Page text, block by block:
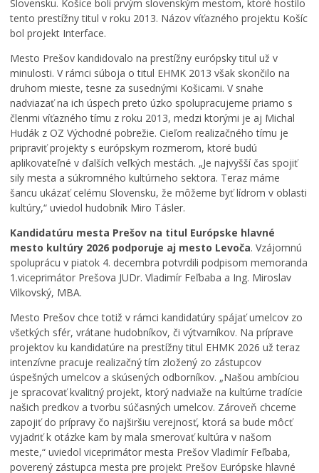
Slovensku. Košice boli prvým slovenským mestom, ktoré hostilo
tento prestížny titul v roku 2013. Názov víťazného projektu Košíc
bol projekt Interface.
Mesto Prešov kandidovalo na prestížny európsky titul už v
minulosti. V rámci súboja o titul EHMK 2013 však skončilo na
druhom mieste, tesne za susednými Košicami. V snahe
nadviazať na ich úspech preto úzko spolupracujeme priamo s
členmi víťazného tímu z roku 2013, medzi ktorými je aj Michal
Hudák z OZ Východné pobrežie. Cieľom realizačného tímu je
pripraviť projekty s európskym rozmerom, ktoré budú
aplikovateľné v ďalších veľkých mestách. „Je najvyšší čas spojiť
sily mesta a súkromného kultúrneho sektora. Teraz máme
šancu ukázať celému Slovensku, že môžeme byť lídrom v oblasti
kultúry,“ uviedol hudobník Miro Tásler.
Kandidatúru mesta Prešov na titul Európske hlavné
mesto kultúry 2026 podporuje aj mesto Levoča. Vzájomnú
spoluprácu v piatok 4. decembra potvrdili podpisom memoranda
1.viceprimátor Prešova JUDr. Vladimír Feľbaba a Ing. Miroslav
Vilkovský, MBA.
Mesto Prešov chce totiž v rámci kandidatúry spájať umelcov zo
všetkých sfér, vrátane hudobníkov, či výtvarníkov. Na príprave
projektov ku kandidatúre na prestížny titul EHMK 2026 už teraz
intenzívne pracuje realizačný tím zložený zo zástupcov
úspešných umelcov a skúsených odborníkov. „Našou ambíciou
je spracovať kvalitný projekt, ktorý nadviaže na kultúrne tradície
našich predkov a tvorbu súčasných umelcov. Zároveň chceme
zapojiť do prípravy čo najširšiu verejnosť, ktorá sa bude môcť
vyjadriť k otázke kam by mala smerovať kultúra v našom
meste,“ uviedol viceprimátor mesta Prešov Vladimír Feľbaba,
poverený zástupca mesta pre projekt Prešov Európske hlavné
O
d
f
e
s
i
v
a
l
u
f
i
l
m
o
v
j
k
u
l
t
r
y
a
c
o
s
p
l
a
y
u
P
o
ď
a
k
o
v